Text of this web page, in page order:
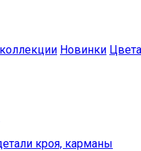
Новинки Цвета
кроя, карманы